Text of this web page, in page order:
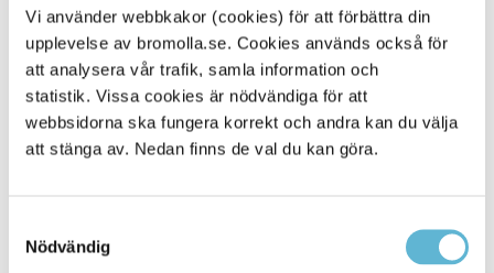
Vi använder webbkakor (cookies) för att förbättra din
upplevelse av bromolla.se. Cookies används också för
att analysera vår trafik, samla information och
statistik. Vissa cookies är nödvändiga för att
webbsidorna ska fungera korrekt och andra kan du välja
att stänga av. Nedan finns de val du kan göra.
Nödvändig
tillväxt
11 December 2023
Kreditupplysningsföretaget Syna placerar Bromölla
Bromölla Kommun